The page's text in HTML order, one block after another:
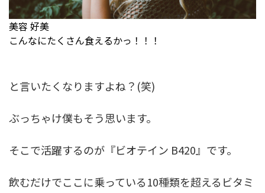
美容 好美
こんなにたくさん食えるかっ！！！
と言いたくなりますよね？(笑)
ぶっちゃけ僕もそう思います。
そこで活躍するのが『ビオテイン B420』です。
飲むだけでここに乗っている10種類を超えるビタミ